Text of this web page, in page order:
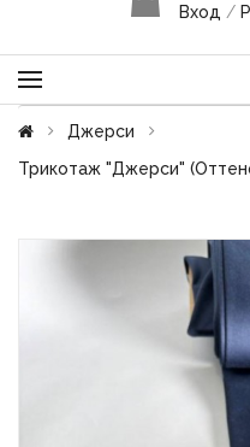
Вход /
Джерси
Трикотаж "Джерси"